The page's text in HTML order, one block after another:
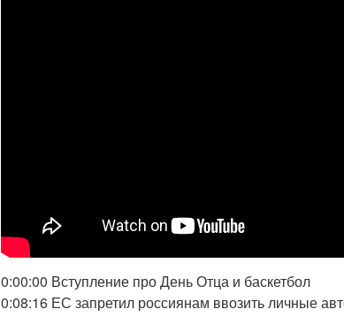
0:00:00 Вступление про День Отца и баскетбол
0:08:16 ЕС запретил россиянам ввозить личные